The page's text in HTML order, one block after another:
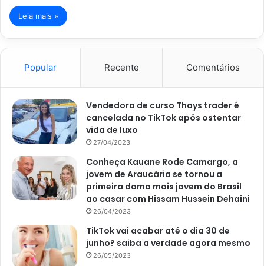
Leia mais »
Popular Recente Comentários
Vendedora de curso Thays trader é
cancelada no TikTok após ostentar
vida de luxo
27/04/2023
Conheça Kauane Rode Camargo, a
jovem de Araucária se tornou a
primeira dama mais jovem do Brasil
ao casar com Hissam Hussein Dehaini
26/04/2023
TikTok vai acabar até o dia 30 de
junho? saiba a verdade agora mesmo
26/05/2023